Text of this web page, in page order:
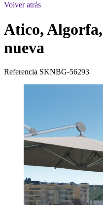
Volver atrás
Atico,
nueva
Referencia SKNBG-56293